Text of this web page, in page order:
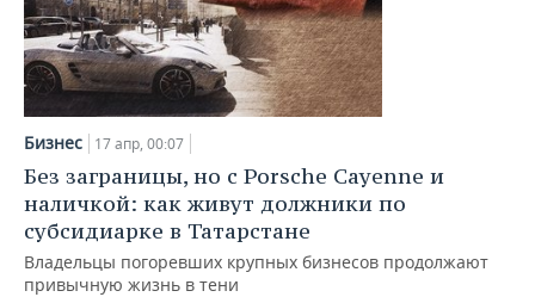
Бизнес 17 апр, 00:07
Без заграницы, но с Porsche Cayenne и
наличкой: как живут должники по
субсидиарке в Татарстане
Владельцы погоревших крупных бизнесов продолжают
привычную жизнь в тени